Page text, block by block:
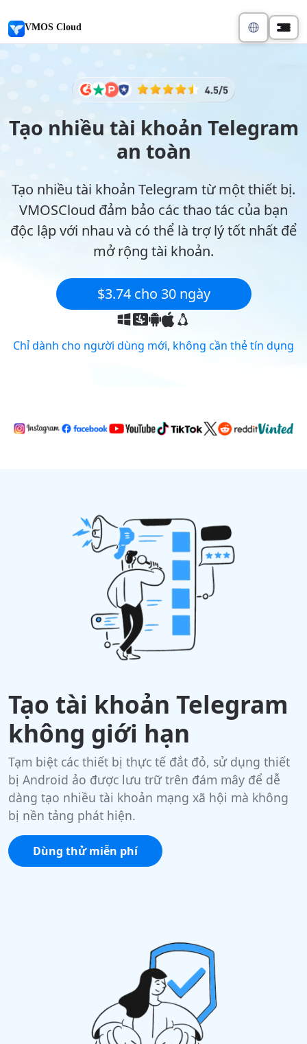
VMOS Cloud
Tạo nhiều tài khoản Telegram
an toàn
Tạo nhiều tài khoản Telegram từ một thiết bị.
VMOSCloud đảm bảo các thao tác của bạn
độc lập với nhau và có thể là trợ lý tốt nhất để
mở rộng tài khoản.
$3.74 cho 30 ngày
Chỉ dành cho người dùng mới, không cần thẻ tín dụng
Tạo tài khoản Telegram
không giới hạn
Tạm biệt các thiết bị thực tế đắt đỏ, sử dụng thiết
bị Android ảo được lưu trữ trên đám mây để dễ
dàng tạo nhiều tài khoản mạng xã hội mà không
bị nền tảng phát hiện.
Dùng thử miễn phí